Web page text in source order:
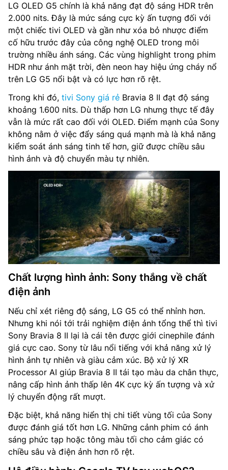
LG OLED G5 chính là khả năng đạt độ sáng HDR trên
2.000 nits. Đây là mức sáng cực kỳ ấn tượng đối với
một chiếc tivi OLED và gần như xóa bỏ nhược điểm
cố hữu trước đây của công nghệ OLED trong môi
trường nhiều ánh sáng. Các vùng highlight trong phim
HDR như ánh mặt trời, đèn neon hay hiệu ứng cháy nổ
trên LG G5 nổi bật và có lực hơn rõ rệt.
Trong khi đó, tivi Sony giá rẻ Bravia 8 II đạt độ sáng
khoảng 1.600 nits. Dù thấp hơn LG nhưng thực tế đây
vẫn là mức rất cao đối với OLED. Điểm mạnh của Sony
không nằm ở việc đẩy sáng quá mạnh mà là khả năng
kiểm soát ánh sáng tinh tế hơn, giữ được chiều sâu
hình ảnh và độ chuyển màu tự nhiên.
Chất lượng hình ảnh: Sony thắng về chất
điện ảnh
Nếu chỉ xét riêng độ sáng, LG G5 có thể nhỉnh hơn.
Nhưng khi nói tới trải nghiệm điện ảnh tổng thể thì tivi
Sony Bravia 8 II lại là cái tên được giới cinephile đánh
giá cực cao. Sony từ lâu nổi tiếng với khả năng xử lý
hình ảnh tự nhiên và giàu cảm xúc. Bộ xử lý XR
Processor AI giúp Bravia 8 II tái tạo màu da chân thực,
nâng cấp hình ảnh thấp lên 4K cực kỳ ấn tượng và xử
lý chuyển động rất mượt.
Đặc biệt, khả năng hiển thị chi tiết vùng tối của Sony
được đánh giá tốt hơn LG. Những cảnh phim có ánh
sáng phức tạp hoặc tông màu tối cho cảm giác có
chiều sâu và điện ảnh hơn rõ rệt.